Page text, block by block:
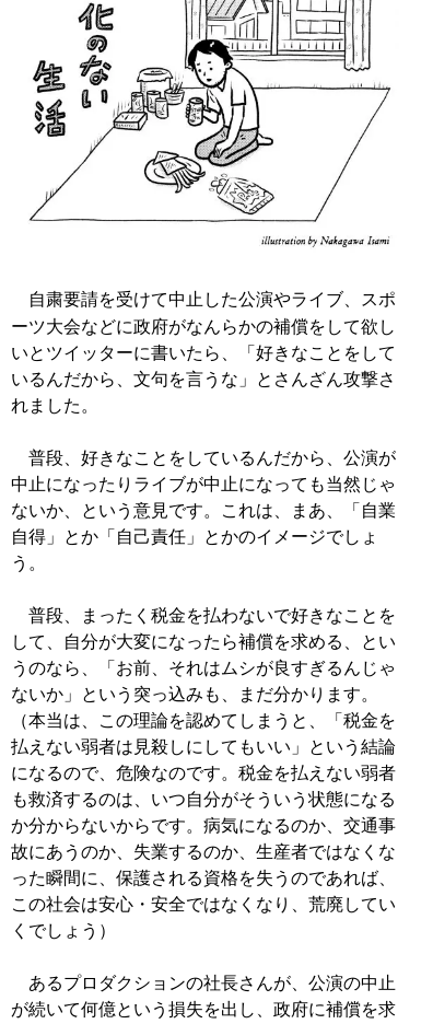
自粛要請を受けて中止した公演やライブ、スポ
ーツ大会などに政府がなんらかの補償をして欲し
いとツイッターに書いたら、「好きなことをして
いるんだから、文句を言うな」とさんざん攻撃さ
れました。
普段、好きなことをしているんだから、公演が
中止になったりライブが中止になっても当然じゃ
ないか、という意見です。これは、まあ、「自業
自得」とか「自己責任」とかのイメージでしょ
う。
普段、まったく税金を払わないで好きなことを
して、自分が大変になったら補償を求める、とい
うのなら、「お前、それはムシが良すぎるんじゃ
ないか」という突っ込みも、まだ分かります。
（本当は、この理論を認めてしまうと、「税金を
払えない弱者は見殺しにしてもいい」という結論
になるので、危険なのです。税金を払えない弱者
も救済するのは、いつ自分がそういう状態になる
か分からないからです。病気になるのか、交通事
故にあうのか、失業するのか、生産者ではなくな
った瞬間に、保護される資格を失うのであれば、
この社会は安心・安全ではなくなり、荒廃してい
くでしょう）
あるプロダクションの社長さんが、公演の中止
が続いて何億という損失を出し、政府に補償を求